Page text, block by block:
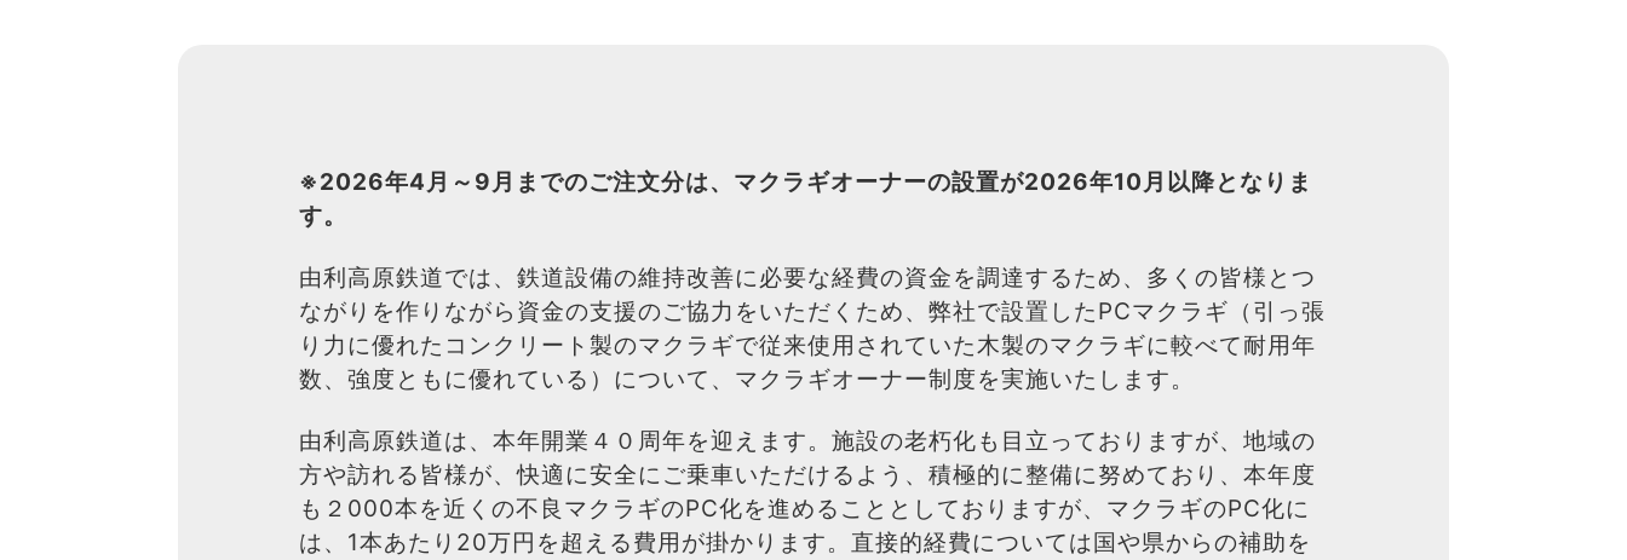
※2026年4月～9月までのご注文分は、マクラギオーナーの設置が2026年10月以降となりま
す。
由利高原鉄道では、鉄道設備の維持改善に必要な経費の資金を調達するため、多くの皆様とつ
ながりを作りながら資金の支援のご協力をいただくため、弊社で設置したPCマクラギ（引っ張
り力に優れたコンクリート製のマクラギで従来使用されていた木製のマクラギに較べて耐用年
数、強度ともに優れている）について、マクラギオーナー制度を実施いたします。
由利高原鉄道は、本年開業４０周年を迎えます。施設の老朽化も目立っておりますが、地域の
方や訪れる皆様が、快適に安全にご乗車いただけるよう、積極的に整備に努めており、本年度
も２000本を近くの不良マクラギのPC化を進めることとしておりますが、マクラギのPC化に
は、1本あたり20万円を超える費用が掛かります。直接的経費については国や県からの補助を